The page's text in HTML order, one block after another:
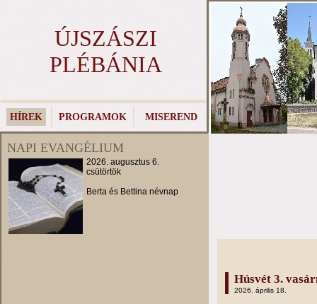
ÚJSZÁSZI
PLÉBÁNIA
HÍREK PROGRAMOK MISEREND
NAPI EVANGÉLIUM
2026. augusztus 6.
csütörtök
Berta és Bettina névnap
Húsvét 3.
2026. április 18.